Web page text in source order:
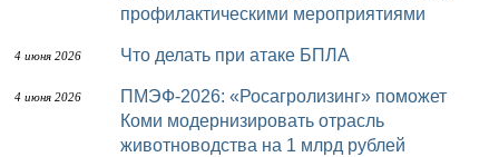
профилактическими мероприятиями
4 июня 2026 Что делать при атаке БПЛА
4 июня 2026
ПМЭФ-2026: «Росагролизинг» поможет
Коми модернизировать отрасль
животноводства на 1 млрд рублей